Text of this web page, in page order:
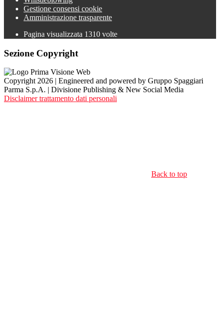
Gestione consensi cookie
Amministrazione trasparente
Pagina visualizzata 1310 volte
Sezione Copyright
Copyright 2026 | Engineered and powered by Gruppo Spaggiari
Parma S.p.A. | Divisione Publishing & New Social Media
Disclaimer trattamento dati personali
Back to top